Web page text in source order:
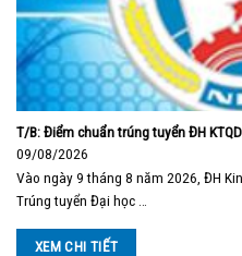
T/B: Điểm chuẩn trúng tuyển ĐH
09/08/2026
Vào ngày 9 tháng 8 năm 2026, ĐH
Trúng tuyển Đại học …
XEM CHI TIẾT